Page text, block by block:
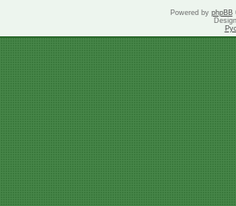
Powered by phpBB